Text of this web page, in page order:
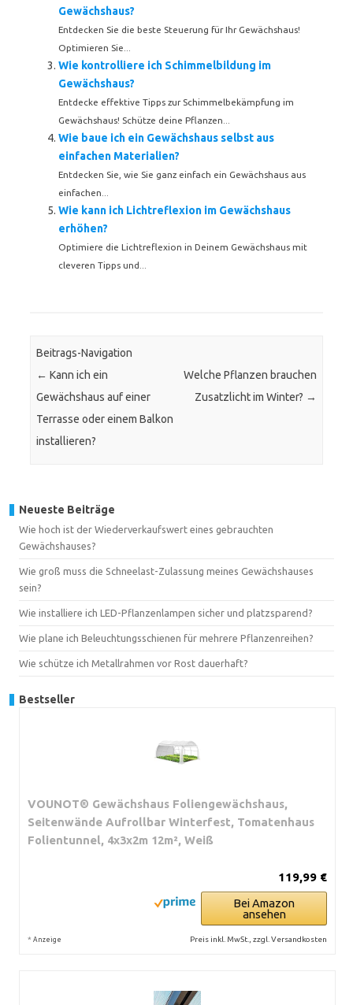
Gewächshaus?
Entdecken Sie die beste Steuerung für Ihr Gewächshaus!
Optimieren Sie...
Wie kontrolliere ich Schimmelbildung im
Gewächshaus?
Entdecke effektive Tipps zur Schimmelbekämpfung im
Gewächshaus! Schütze deine Pflanzen...
Wie baue ich ein Gewächshaus selbst aus
einfachen Materialien?
Entdecken Sie, wie Sie ganz einfach ein Gewächshaus aus
einfachen...
Wie kann ich Lichtreflexion im Gewächshaus
erhöhen?
Optimiere die Lichtreflexion in Deinem Gewächshaus mit
cleveren Tipps und...
Beitrags-Navigation
← Kann ich ein
Gewächshaus auf einer
Terrasse oder einem Balkon
installieren?
Welche Pflanzen brauchen
Zusatzlicht im Winter? →
Neueste Beiträge
Wie hoch ist der Wiederverkaufswert eines gebrauchten
Gewächshauses?
Wie groß muss die Schneelast-Zulassung meines Gewächshauses
sein?
Wie installiere ich LED-Pflanzenlampen sicher und platzsparend?
Wie plane ich Beleuchtungsschienen für mehrere Pflanzenreihen?
Wie schütze ich Metallrahmen vor Rost dauerhaft?
Bestseller
VOUNOT® Gewächshaus Foliengewächshaus,
Seitenwände Aufrollbar Winterfest, Tomatenhaus
Folientunnel, 4x3x2m 12m², Weiß
119,99 €
Bei Amazon
ansehen
* Anzeige Preis inkl. MwSt., zzgl. Versandkosten